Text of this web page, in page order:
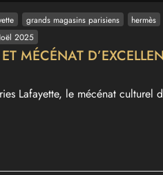
grands magasins parisiens
hermès
2025
MÉCÉNAT
Lafayette, le mécénat culturel